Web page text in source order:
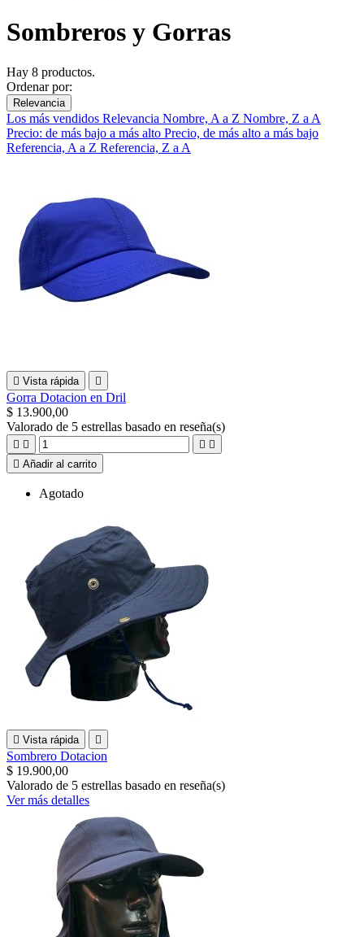
Sombreros y Gorras
Hay 8 productos.
Ordenar por:
Relevancia
Los más vendidos Relevancia Nombre, A a Z Nombre, Z a A
Precio: de más bajo a más alto Precio, de más alto a más bajo
Referencia, A a Z Referencia, Z a A
 Vista rápida 
Gorra Dotacion en Dril
$ 13.900,00
Valorado de 5 estrellas basado en reseña(s)
   
 Añadir al carrito
Agotado
 Vista rápida 
Sombrero Dotacion
$ 19.900,00
Valorado de 5 estrellas basado en reseña(s)
Ver más detalles